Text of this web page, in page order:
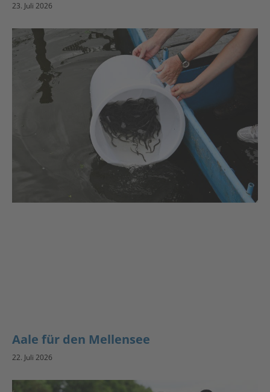
23. Juli 2026
Aale für den Mellensee
22. Juli 2026